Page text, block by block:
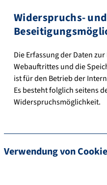
Widerspruchs- und
Die Erfassung der Daten
Webauftrittes und die
ist für den Betrieb der
Es besteht folglich seitens
Widerspruchsmöglichkeit.
Verwendung von